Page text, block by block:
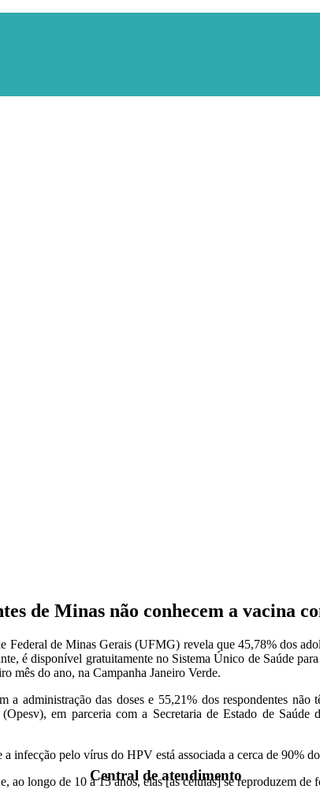
de Minas não conhecem a vacina
de Minas Gerais (UFMG) revela que 45,78% dos
é disponível gratuitamente no Sistema Único de Saúde
mês do ano, na Campanha Janeiro Verde.
a administração das doses e 55,21% dos respondentes
em parceria com a Secretaria de Estado de
infecção pelo vírus do HPV está associada a cerca de 90%
longo de 10 a 15 anos, elas [as células] se reproduzem
Central de atendimento